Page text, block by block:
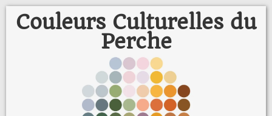
Couleurs Culturelles du
Perche